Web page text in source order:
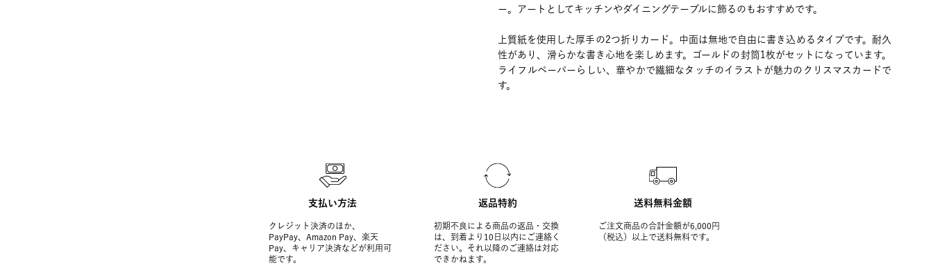
ー。アートとしてキッチンやダイニングテーブルに飾るのもおすすめです。
上質紙を使用した厚手の2つ折りカード。中面は無地で自由に書き込めるタイプです。耐久
性があり、滑らかな書き心地を楽しめます。ゴールドの封筒1枚がセットになっています。
ライフルペーパーらしい、華やかで繊細なタッチのイラストが魅力のクリスマスカードで
す。
支払い方法
クレジット決済のほか、
PayPay、Amazon Pay、楽天
Pay、キャリア決済などが利用可
能です。
返品特約
初期不良による商品の返品・交換
は、到着より10日以内にご連絡く
ださい。それ以降のご連絡は対応
できかねます。
送料無料金額
ご注文商品の合計金額が6,000円
（税込）以上で送料無料です。